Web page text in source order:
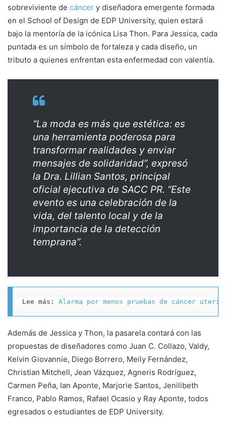
sobreviviente de cáncer y diseñadora emergente formada
en el School of Design de EDP University, quien estará
bajo la mentoría de la icónica Lisa Thon. Para Jessica, cada
puntada es un símbolo de fortaleza y cada diseño, un
tributo a quienes enfrentan esta enfermedad con valentía.
“La moda es más que estética: es
una herramienta poderosa para
transformar realidades y enviar
mensajes de solidaridad”, expresó
la Dra. Lillian Santos, principal
oficial ejecutiva de SACC PR. “Este
evento es una celebración de la
vida, del talento local y de la
importancia de la detección
temprana”.
Lee más: Alarma por menos pruebas de cáncer
Además de Jessica y Thon, la pasarela contará con las
propuestas de diseñadores como Juan C. Collazo, Valdy,
Kelvin Giovannie, Diego Borrero, Meily Fernández,
Christian Mitchell, Jean Vázquez, Agneris Rodríguez,
Carmen Peña, Ian Aponte, Marjorie Santos, Jenilibeth
Franco, Pablo Ramos, Rafael Ocasio y Ray Aponte, todos
egresados o estudiantes de EDP University.